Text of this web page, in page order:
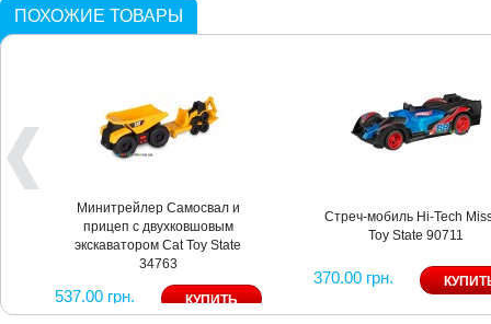
ПОХОЖИЕ ТОВАРЫ
Минитрейлер Самосвал и
прицеп с двухковшовым
экскаватором Cat Toy State
34763
537.00 грн.
Стреч-мобиль Hi-Tech
Toy State 90711
370.00 грн.